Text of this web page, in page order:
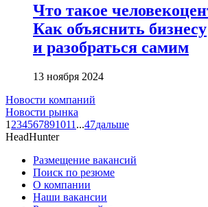
Что такое
Как объяснить бизнесу
и разобраться самим
13 ноября 2024
Новости компаний
Новости рынка
1 234567891011 ...47дальше
HeadHunter
Размещение вакансий
Поиск по резюме
О компании
Наши вакансии